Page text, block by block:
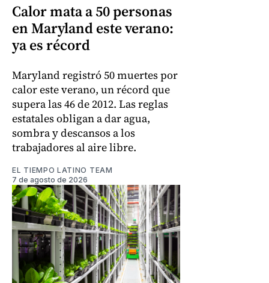
Calor mata a 50 personas
en Maryland este verano:
ya es récord
Maryland registró 50 muertes por
calor este verano, un récord que
supera las 46 de 2012. Las reglas
estatales obligan a dar agua,
sombra y descansos a los
trabajadores al aire libre.
EL TIEMPO LATINO TEAM
7 de agosto de 2026